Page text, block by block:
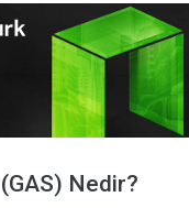
Nedir?